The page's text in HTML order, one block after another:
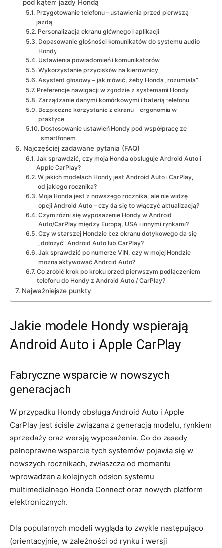
pod kątem jazdy Hondą
Przygotowanie telefonu – ustawienia przed pierwszą
jazdą
Personalizacja ekranu głównego i aplikacji
Dopasowanie głośności komunikatów do systemu audio
Hondy
Ustawienia powiadomień i komunikatorów
Wykorzystanie przycisków na kierownicy
Asystent głosowy – jak mówić, żeby Honda „rozumiała”
Preferencje nawigacji w zgodzie z systemami Hondy
Zarządzanie danymi komórkowymi i baterią telefonu
Bezpieczne korzystanie z ekranu – ergonomia w
praktyce
Dostosowanie ustawień Hondy pod współpracę ze
smartfonem
Najczęściej zadawane pytania (FAQ)
Jak sprawdzić, czy moja Honda obsługuje Android Auto i
Apple CarPlay?
W jakich modelach Hondy jest Android Auto i CarPlay,
od jakiego rocznika?
Moja Honda jest z nowszego rocznika, ale nie widzę
opcji Android Auto – czy da się to włączyć aktualizacją?
Czym różni się wyposażenie Hondy w Android
Auto/CarPlay między Europą, USA i innymi rynkami?
Czy w starszej Hondzie bez ekranu dotykowego da się
„dołożyć” Android Auto lub CarPlay?
Jak sprawdzić po numerze VIN, czy w mojej Hondzie
można aktywować Android Auto?
Co zrobić krok po kroku przed pierwszym podłączeniem
telefonu do Hondy z Android Auto / CarPlay?
Najważniejsze punkty
Jakie modele Hondy wspierają
Android Auto i Apple CarPlay
Fabryczne wsparcie w nowszych
generacjach
W przypadku Hondy obsługa Android Auto i Apple
CarPlay jest ściśle związana z generacją modelu, rynkiem
sprzedaży oraz wersją wyposażenia. Co do zasady
pełnoprawne wsparcie tych systemów pojawia się w
nowszych rocznikach, zwłaszcza od momentu
wprowadzenia kolejnych odsłon systemu
multimedialnego Honda Connect oraz nowych platform
elektronicznych.
Dla popularnych modeli wygląda to zwykle następująco
(orientacyjnie, w zależności od rynku i wersji